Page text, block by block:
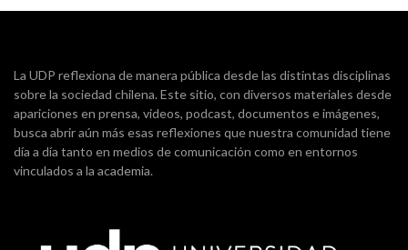
La UDP reflexiona de manera pública desde las distintas disciplinas
sobre la sociedad chilena. Este sitio, con diversos materiales desde
apariciones en prensa, videos, podcast, documentos e imágenes,
busca abrir aún más esas reflexiones que nuestra comunidad tiene
día a día tanto en medios de comunicación como en entornos
vinculados a la academia.